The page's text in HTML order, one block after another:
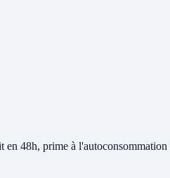
48h, prime à l'autoconsommation